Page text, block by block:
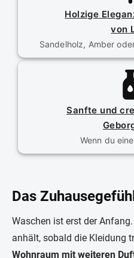
Holzige
von
Sandelholz, Amber
Sanfte und
Wenn du
Das
Waschen ist erst der
anhält, sobald die Kleidung
Wohnraum mit weiteren